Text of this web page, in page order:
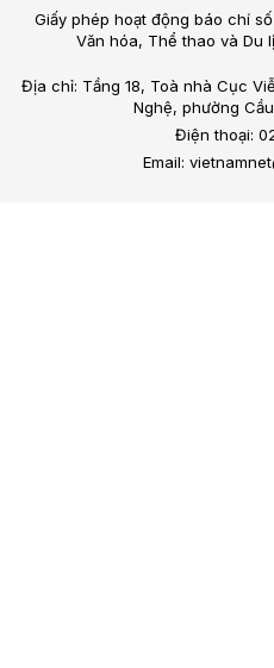
Giấy phép hoạt động báo chí
Văn hóa, Thể thao và Du
Địa chỉ: Tầng 18, Toà nhà Cục
Nghệ, phường
Điện thoại:
Email: